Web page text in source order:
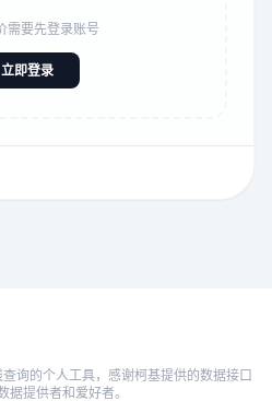
需要先登录账号
立即登录
询的个人工具，感谢柯基提供的数据接口
提供者和爱好者。